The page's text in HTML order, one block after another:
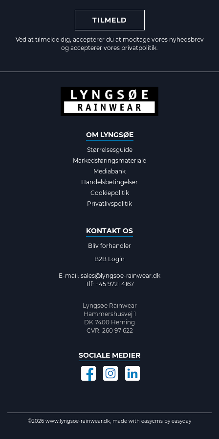
TILMELD
Ved at tilmelde dig, accepterer du at modtage vores nyhedsbrev
og accepterer vores privatpolitik.
OM LYNGSØE
Størrelsesguide
Markedsføringsmateriale
Mediabank
Handelsbetingelser
Cookiepolitik
Privatlivspolitik
KONTAKT OS
Bliv forhandler
B2B Login
E-mail: sales@lyngsoe-rainwear.dk
Tlf: +45 9721 4167
Lyngsøe Rainwear
Hammershusvej 1
DK 7400 Herning
CVR: 260 97 622
SOCIALE MEDIER
©2026 www.lyngsoe-rainwear.dk, made with easycms byeasyday